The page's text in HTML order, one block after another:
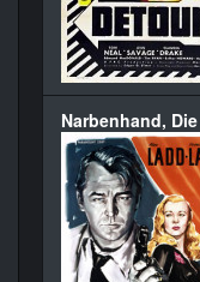
Narbenhand, Die